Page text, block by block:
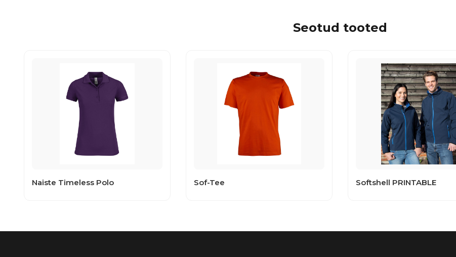
Seotud tooted
Naiste Timeless Polo Sof-Tee Softshell PRINTABLE